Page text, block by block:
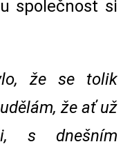
společnost si
že se tolik
že ať už
s dnešním